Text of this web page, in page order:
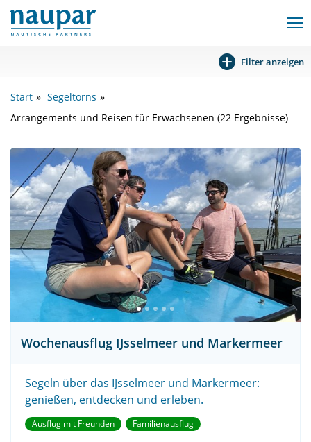
Filter anzeigen
Start
Segeltörns
Arrangements und Reisen für Erwachsenen (22 Ergebnisse)
Wochenausflug IJsselmeer und Markermeer
Segeln über das IJsselmeer und Markermeer:
genießen, entdecken und erleben.
Ausflug mit Freunden Familienausflug